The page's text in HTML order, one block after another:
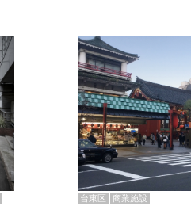
台東区 商業施設